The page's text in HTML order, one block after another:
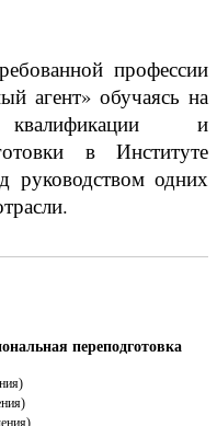
профессии
агент» обучаясь на
и
в Институте
руководством одних
переподготовка